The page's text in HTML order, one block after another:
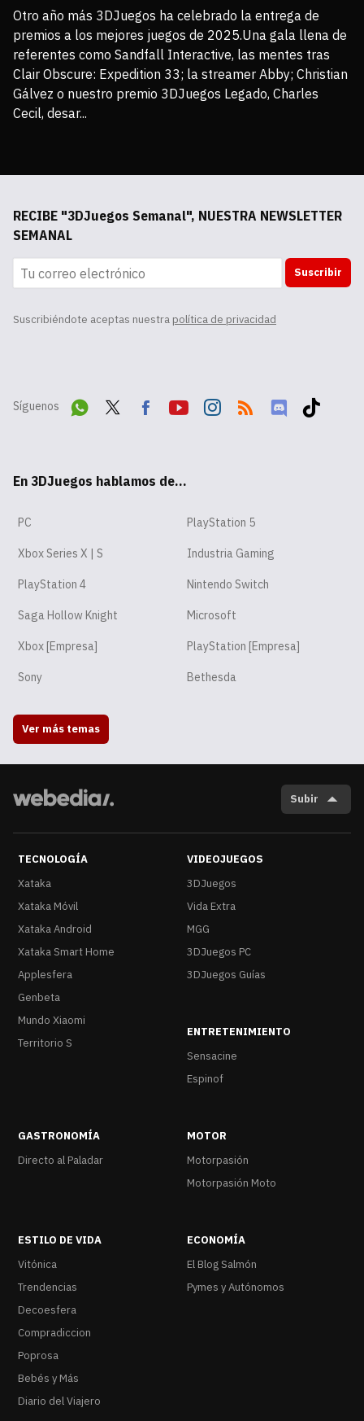
Otro año más 3DJuegos ha celebrado la entrega de
premios a los mejores juegos de 2025.Una gala llena de
referentes como Sandfall Interactive, las mentes tras
Clair Obscure: Expedition 33; la streamer Abby; Christian
Gálvez o nuestro premio 3DJuegos Legado, Charles
Cecil, desar...
RECIBE "3DJuegos Semanal", NUESTRA NEWSLETTER
SEMANAL
Suscribir
Suscribiéndote aceptas nuestra política de privacidad
Síguenos
pp
ok
En 3DJuegos hablamos de...
PC PlayStation 5
Xbox Series X | S Industria Gaming
PlayStation 4 Nintendo Switch
Saga Hollow Knight Microsoft
Xbox [Empresa] PlayStation [Empresa]
Sony Bethesda
Ver más temas
Subir
TECNOLOGÍA
Xataka
Xataka Móvil
Xataka Android
Xataka Smart Home
Applesfera
Genbeta
Mundo Xiaomi
Territorio S
VIDEOJUEGOS
3DJuegos
Vida Extra
MGG
3DJuegos PC
3DJuegos Guías
ENTRETENIMIENTO
Sensacine
Espinof
GASTRONOMÍA
Directo al Paladar
MOTOR
Motorpasión
Motorpasión Moto
ESTILO DE VIDA
Vitónica
Trendencias
Decoesfera
Compradiccion
Poprosa
Bebés y Más
Diario del Viajero
ECONOMÍA
El Blog Salmón
Pymes y Autónomos